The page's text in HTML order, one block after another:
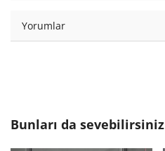
Yorumlar
Bunları da sevebilirsiniz